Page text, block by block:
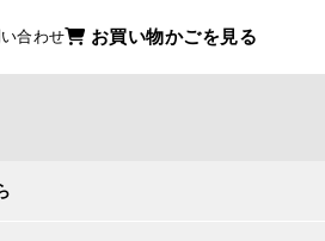
合わせ お買い物かごを見る